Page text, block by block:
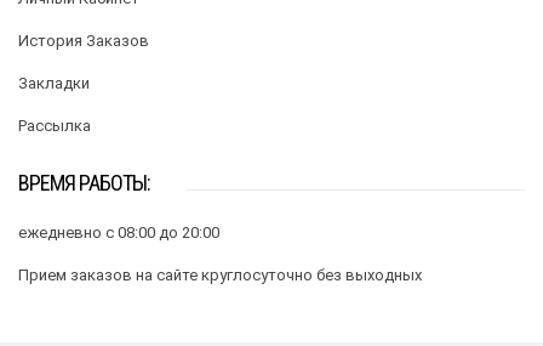
История Заказов
Закладки
Рассылка
ВРЕМЯ РАБОТЫ:
ежедневно с 08:00 до 20:00
Прием заказов на сайте круглосуточно без выходных